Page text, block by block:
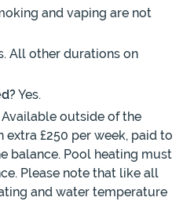
and vaping are not
All other durations on
Yes.
Available outside of the
£250 per week, paid to
balance. Pool heating must
Please note that like all
and water temperature